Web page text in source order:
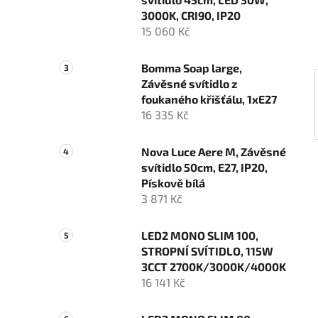
n
e
3000K, CRI90, IP20
15 060 Kč
Bomma Soap large,
Závěsné svítidlo z
foukaného křišťálu, 1xE27
16 335 Kč
Nova Luce Aere M, Závěsné
svítidlo 50cm, E27, IP20,
Pískově bílá
3 871 Kč
LED2 MONO SLIM 100,
STROPNÍ SVÍTIDLO, 115W
3CCT 2700K/3000K/4000K
16 141 Kč